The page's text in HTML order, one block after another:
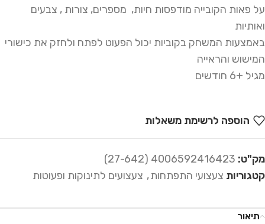
על פאות הקובייה מודפסות חיות, מספרים, צורות , צבעים
ואותיות
באמצעות המשחק בקוביות יכול הפעוט לפתח ולחזק את כישורי
המישוש והראייה
מגיל +6 חודשים
הוספה לרשימת משאלות
מק"ט: 4006592416423 (27-642)
קטגוריות צעצועי התפתחות, צעצועים לתינוקות ופעוטות
תיאור